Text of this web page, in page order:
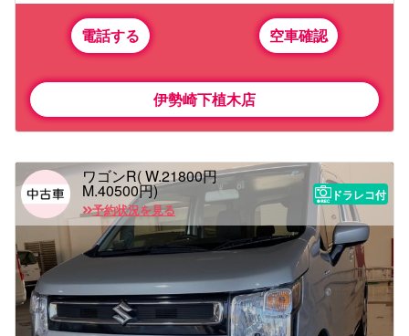
電話する 空車確認
伊勢崎下植木店
ワゴンR( W.21800円
M.40500円)
予約状況を見る
ドラレコ付